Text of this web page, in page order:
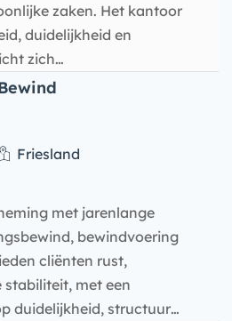
zaken. Het kantoor
duidelijkheid en
zich…
Friesland
met jarenlange
bewindvoering
cliënten rust,
met een
duidelijkheid, structuur…